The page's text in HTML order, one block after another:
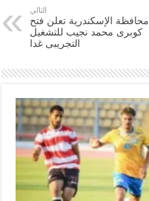
التالي
محافظة الإسكندرية تعلن فتح
كوبرى محمد نجيب للتشغيل
التجريبى غدا